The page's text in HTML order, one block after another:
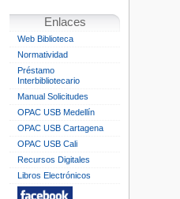
Enlaces
Web Biblioteca
Normatividad
Préstamo
Interbibliotecario
Manual Solicitudes
OPAC USB Medellín
OPAC USB Cartagena
OPAC USB Cali
Recursos Digitales
Libros Electrónicos